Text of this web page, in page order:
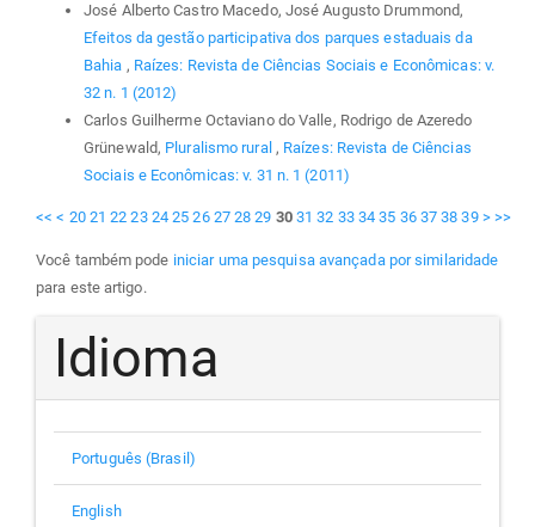
José Alberto Castro Macedo, José Augusto Drummond,
Efeitos da gestão participativa dos parques estaduais da
Bahia , Raízes: Revista de Ciências Sociais e Econômicas: v.
32 n. 1 (2012)
Carlos Guilherme Octaviano do Valle, Rodrigo de Azeredo
Grünewald, Pluralismo rural , Raízes: Revista de Ciências
Sociais e Econômicas: v. 31 n. 1 (2011)
<< < 20 21 22 23 24 25 26 27 28 29 30 31 32 33 34 35 36 37 38 39 > >>
Você também pode iniciar uma pesquisa avançada por similaridade
para este artigo.
Idioma
Português (Brasil)
English